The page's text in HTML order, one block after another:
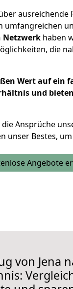
ausreichende
umfangreichen
haben
die
Wert auf ein
und
Ansprüche
unser Bestes,
Angebote
von Jena